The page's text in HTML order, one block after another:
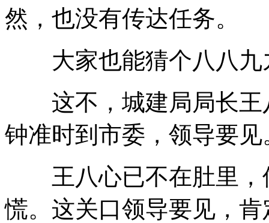
然，也没有传达任务。
大家也能猜个八八九
这不，城建局局长王
钟准时到市委，领导要见
王八心已不在肚里，
慌。这关口领导要见，